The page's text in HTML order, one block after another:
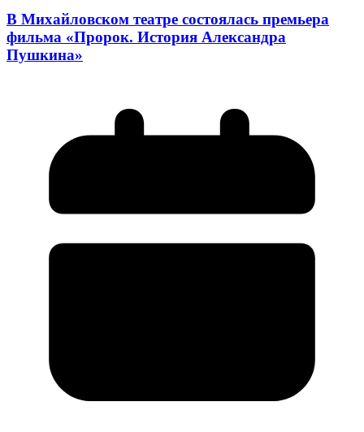
В Михайловском театре состоялась премьера
фильма «Пророк. История Александра
Пушкина»